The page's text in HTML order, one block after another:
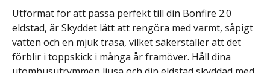
Utformat för att passa perfekt till din Bonfire 2.0
eldstad, är Skyddet lätt att rengöra med varmt, såpigt
vatten och en mjuk trasa, vilket säkerställer att det
förblir i toppskick i många år framöver. Håll dina